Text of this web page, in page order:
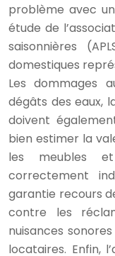
problème avec
étude de
saisonnières
domestiques
Les dommages
dégâts des eaux,
doivent
bien estimer la
les meubles
correctement
garantie recours
contre les
nuisances
locataires. Enfin,